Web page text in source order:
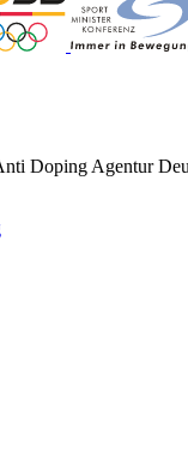
Doping Agentur